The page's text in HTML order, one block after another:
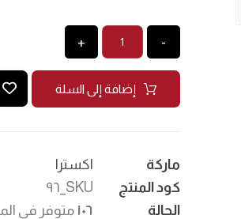
-
+
إضافة إلى السلة
ماركة
اکسترا
كود المنتج
SKU_٩٦
الحالة
١٠٦ متوفر في